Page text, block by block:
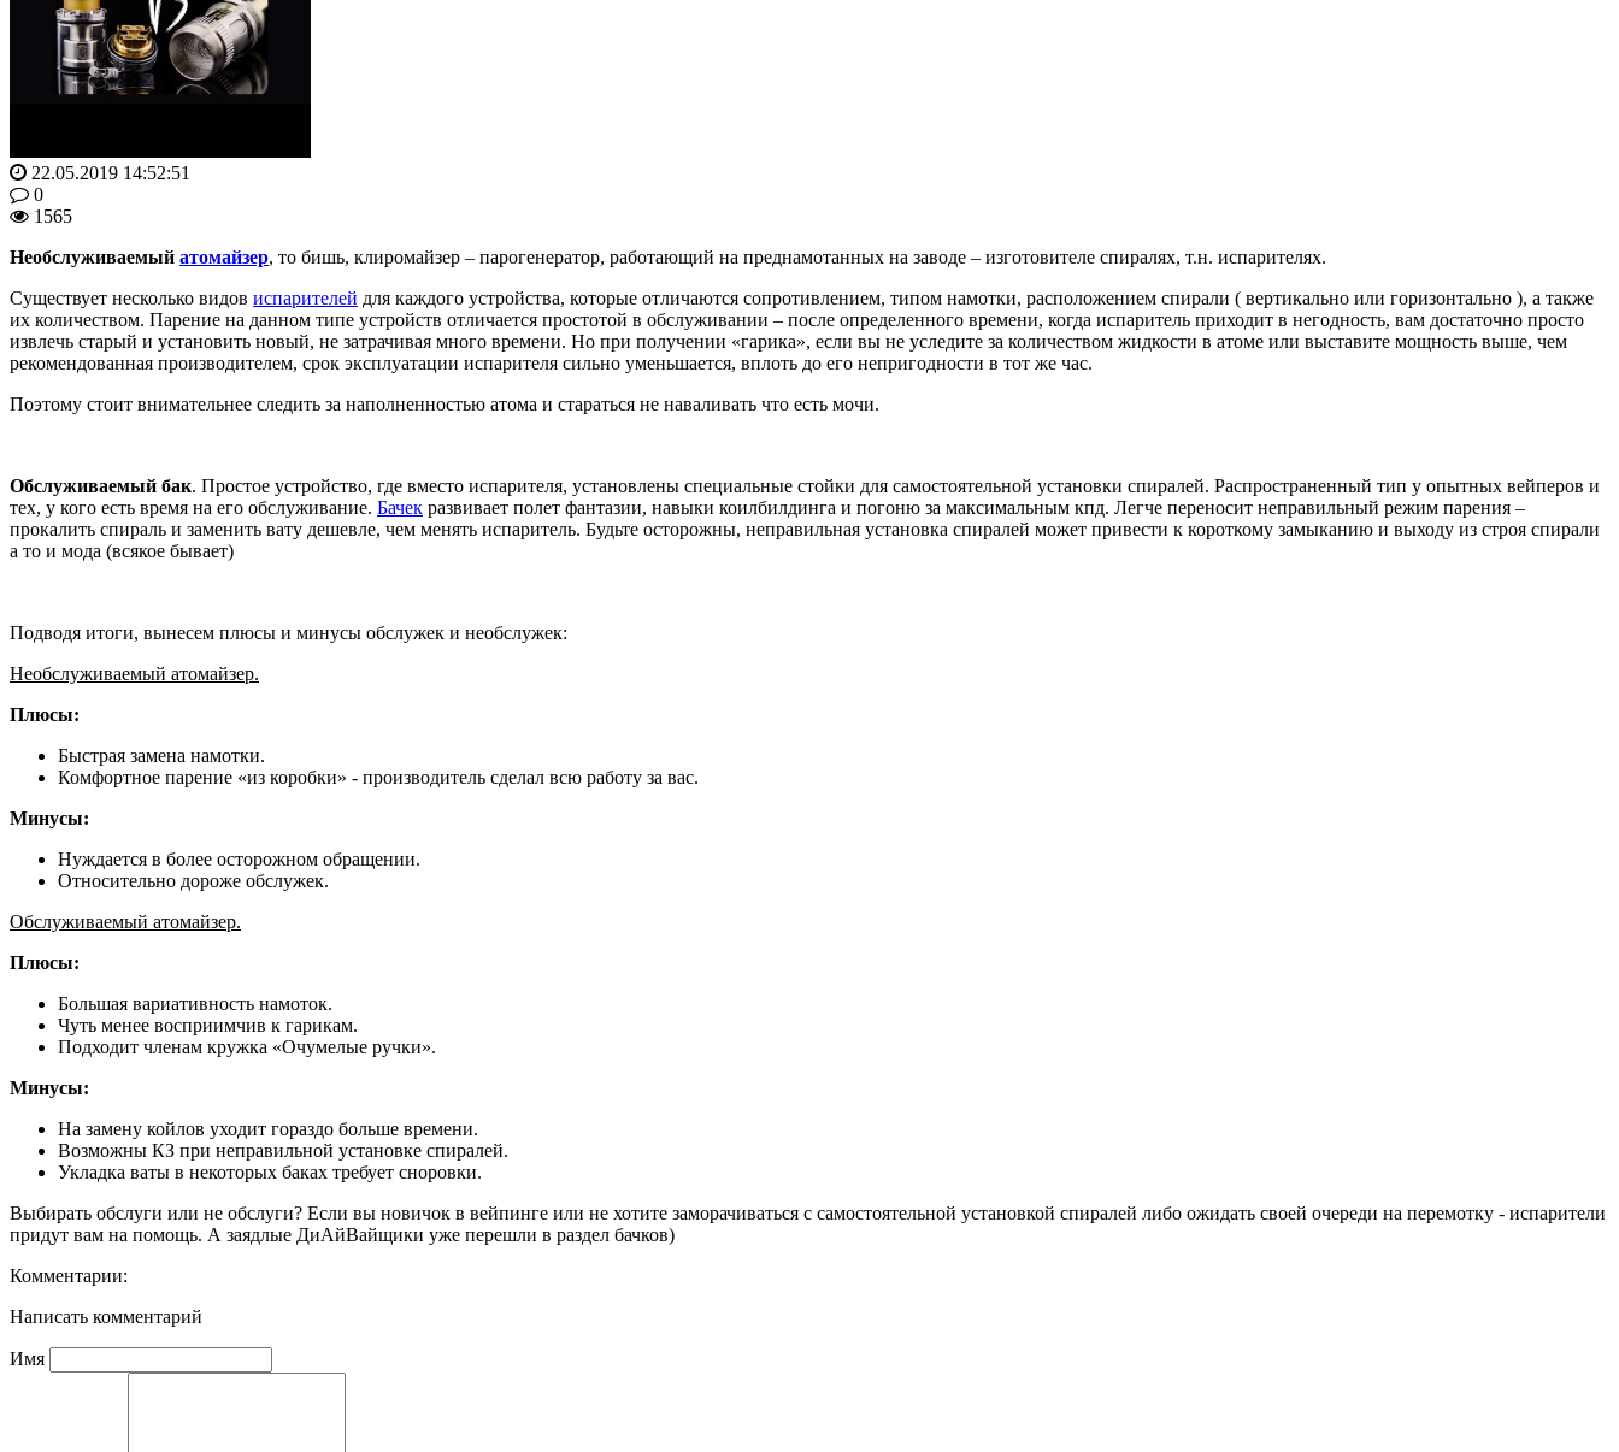
22.05.2019 14:52:51
0
1565
Необслуживаемый атомайзер, то бишь, клиромайзер – парогенератор, работающий на преднамотанных на заводе – изготовителе спиралях, т.н. испарителях.
Существует несколько видов испарителей для каждого устройства, которые отличаются сопротивлением, типом намотки, расположением спирали ( вертикально или горизонтально ), а также
их количеством. Парение на данном типе устройств отличается простотой в обслуживании – после определенного времени, когда испаритель приходит в негодность, вам достаточно просто
извлечь старый и установить новый, не затрачивая много времени. Но при получении «гарика», если вы не уследите за количеством жидкости в атоме или выставите мощность выше, чем
рекомендованная производителем, срок эксплуатации испарителя сильно уменьшается, вплоть до его непригодности в тот же час.
Поэтому стоит внимательнее следить за наполненностью атома и стараться не наваливать что есть мочи.
Обслуживаемый бак. Простое устройство, где вместо испарителя, установлены специальные стойки для самостоятельной установки спиралей. Распространенный тип у опытных вейперов и
тех, у кого есть время на его обслуживание. Бачек развивает полет фантазии, навыки коилбилдинга и погоню за максимальным кпд. Легче переносит неправильный режим парения –
прокалить спираль и заменить вату дешевле, чем менять испаритель. Будьте осторожны, неправильная установка спиралей может привести к короткому замыканию и выходу из строя спирали
а то и мода (всякое бывает)
Подводя итоги, вынесем плюсы и минусы обслужек и необслужек:
Необслуживаемый атомайзер.
Плюсы:
Быстрая замена намотки.
Комфортное парение «из коробки» - производитель сделал всю работу за вас.
Минусы:
Нуждается в более осторожном обращении.
Относительно дороже обслужек.
Обслуживаемый атомайзер.
Плюсы:
Большая вариативность намоток.
Чуть менее восприимчив к гарикам.
Подходит членам кружка «Очумелые ручки».
Минусы:
На замену койлов уходит гораздо больше времени.
Возможны КЗ при неправильной установке спиралей.
Укладка ваты в некоторых баках требует сноровки.
Выбирать обслуги или не обслуги? Если вы новичок в вейпинге или не хотите заморачиваться с самостоятельной установкой спиралей либо ожидать своей очереди на перемотку - испарители
придут вам на помощь. А заядлые ДиАйВайщики уже перешли в раздел бачков)
Комментарии:
Написать комментарий
Имя